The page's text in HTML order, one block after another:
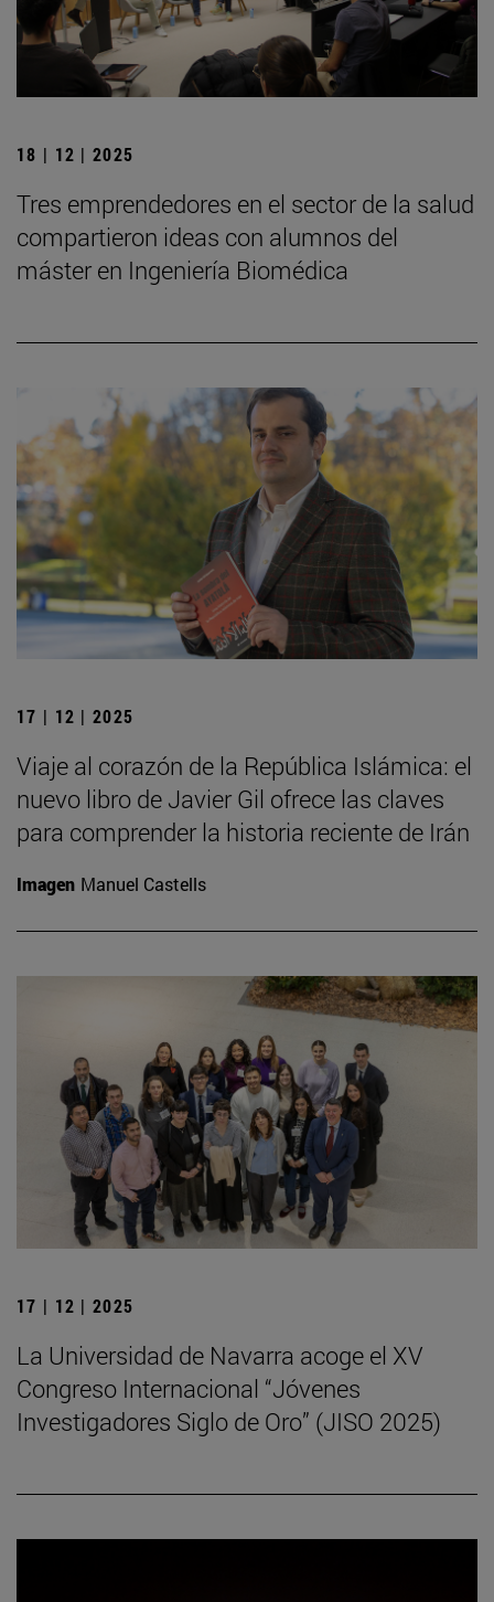
18 | 12 | 2025
Tres emprendedores en el sector de la salud
compartieron ideas con alumnos del
máster en Ingeniería Biomédica
17 | 12 | 2025
Viaje al corazón de la República Islámica: el
nuevo libro de Javier Gil ofrece las claves
para comprender la historia reciente de Irán
Imagen Manuel Castells
17 | 12 | 2025
La Universidad de Navarra acoge el XV
Congreso Internacional “Jóvenes
Investigadores Siglo de Oro” (JISO 2025)